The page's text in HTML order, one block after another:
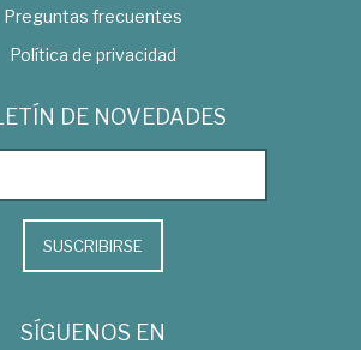
Preguntas frecuentes
Política de privacidad
DE NOVEDADES
SUSCRIBIRSE
SÍGUENOS EN